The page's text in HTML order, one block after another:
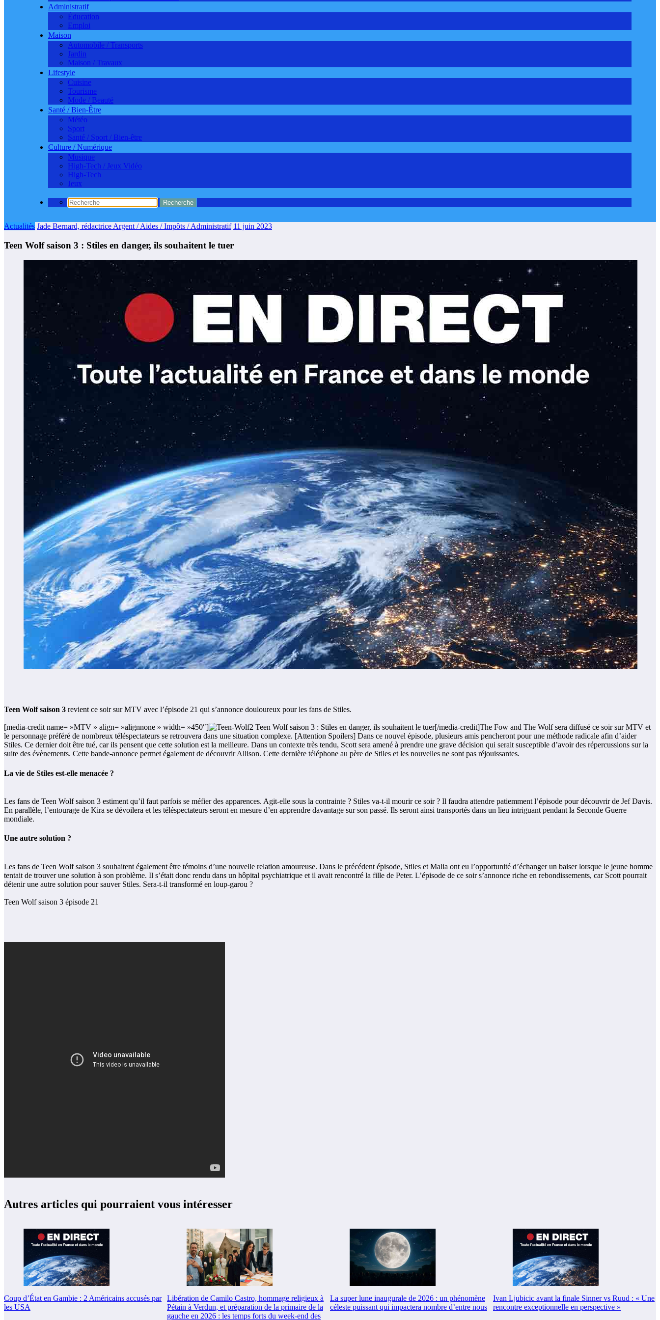
Administratif
Éducation
Emploi
Maison
Automobile / Transports
Jardin
Maison / Travaux
Lifestyle
Cuisine
Tourisme
Mode / Beauté
Santé / Bien-Être
Météo
Sport
Santé / Sport / Bien-être
Culture / Numérique
Musique
High-Tech / Jeux Vidéo
High-Tech
Jeux
Actualités Jade Bernard, rédactrice Argent / Aides / Impôts / Administratif 11 juin 2023
Teen Wolf saison 3 : Stiles en danger, ils souhaitent le tuer
Teen Wolf saison 3 revient ce soir sur MTV avec l’épisode 21 qui s’annonce douloureux pour les fans de Stiles.
[media-credit name= »MTV » align= »alignnone » width= »450″]
[/media-credit]The Fow and The Wolf sera diffusé ce soir sur MTV et
le personnage préféré de nombreux téléspectateurs se retrouvera dans une situation complexe. [Attention Spoilers] Dans ce nouvel épisode, plusieurs amis pencheront pour une méthode radicale afin d’aider
Stiles. Ce dernier doit être tué, car ils pensent que cette solution est la meilleure. Dans un contexte très tendu, Scott sera amené à prendre une grave décision qui serait susceptible d’avoir des répercussions sur la
suite des évènements. Cette bande-annonce permet également de découvrir Allison. Cette dernière téléphone au père de Stiles et les nouvelles ne sont pas réjouissantes.
La vie de Stiles est-elle menacée ?
Les fans de Teen Wolf saison 3 estiment qu’il faut parfois se méfier des apparences. Agit-elle sous la contrainte ? Stiles va-t-il mourir ce soir ? Il faudra attendre patiemment l’épisode pour découvrir de Jef Davis.
En parallèle, l’entourage de Kira se dévoilera et les téléspectateurs seront en mesure d’en apprendre davantage sur son passé. Ils seront ainsi transportés dans un lieu intriguant pendant la Seconde Guerre
mondiale.
Une autre solution ?
Les fans de Teen Wolf saison 3 souhaitent également être témoins d’une nouvelle relation amoureuse. Dans le précédent épisode, Stiles et Malia ont eu l’opportunité d’échanger un baiser lorsque le jeune homme
tentait de trouver une solution à son problème. Il s’était donc rendu dans un hôpital psychiatrique et il avait rencontré la fille de Peter. L’épisode de ce soir s’annonce riche en rebondissements, car Scott pourrait
détenir une autre solution pour sauver Stiles. Sera-t-il transformé en loup-garou ?
Teen Wolf saison 3 épisode 21
Autres articles qui pourraient vous intéresser
Coup d’État en Gambie : 2 Américains accusés par
les USA
Libération de Camilo Castro, hommage religieux à
Pétain à Verdun, et préparation de la primaire de la
gauche en 2026 : les temps forts du week-end des
La super lune inaugurale de 2026 : un phénomène
céleste puissant qui impactera nombre d’entre nous
Ivan Ljubicic avant la finale Sinner vs Ruud : « Une
rencontre exceptionnelle en perspective »